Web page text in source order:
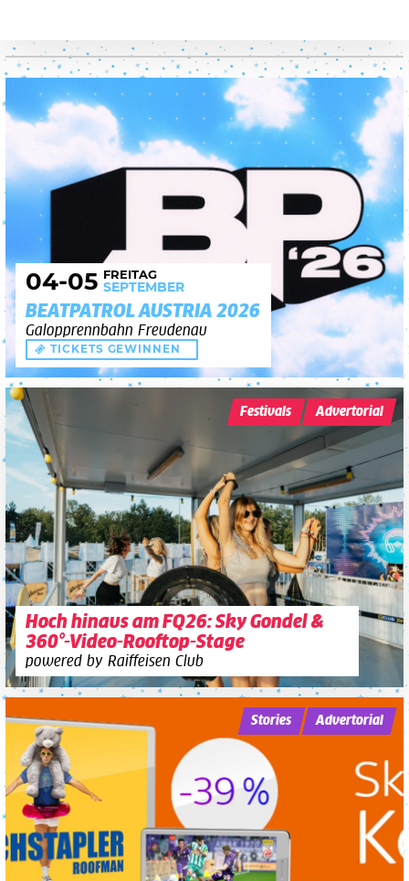
04-05 FREITAG
SEPTEMBER
BEATPATROL AUSTRIA 2026
Galopprennbahn Freudenau
TICKETS GEWINNEN
Hoch hinaus am FQ26: Sky Gondel &
360°-Video-Rooftop-Stage
powered by Raiffeisen Club
Festivals Advertorial
Stories Advertorial